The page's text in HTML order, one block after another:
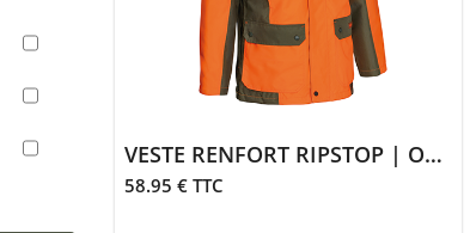
VESTE RENFORT RIPSTOP | ORANGE
58.95 € TTC